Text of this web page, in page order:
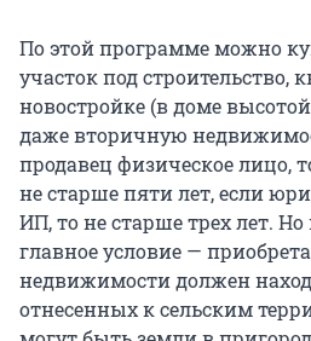
По этой программе можно
участок под строительство,
новостройке (в доме
даже вторичную
продавец физическое лицо,
не старше пяти лет, если
ИП, то не старше трех лет.
главное условие —
недвижимости должен
отнесенных к сельским